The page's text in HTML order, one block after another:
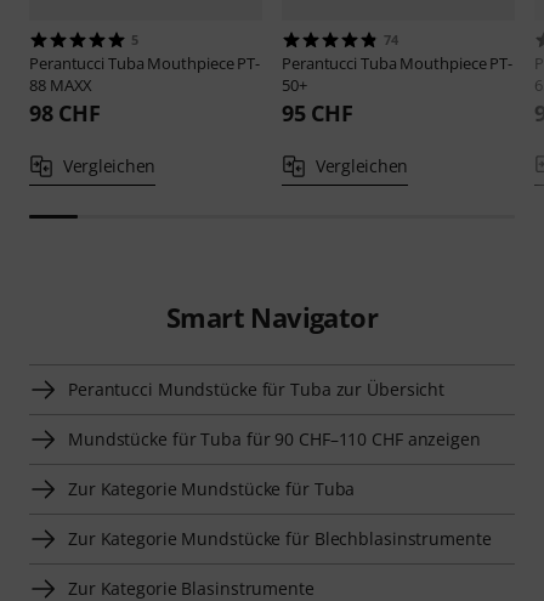
5
Perantucci Tuba Mouthpiece PT-
88 MAXX
98 CHF
Vergleichen
74
Perantucci Tuba Mouthpiece PT-
50+
95 CHF
Vergleichen
Smart Navigator
Perantucci Mundstücke für Tuba zur Übersicht
Mundstücke für Tuba für 90 CHF–110 CHF anzeigen
Zur Kategorie Mundstücke für Tuba
Zur Kategorie Mundstücke für Blechblasinstrumente
Zur Kategorie Blasinstrumente